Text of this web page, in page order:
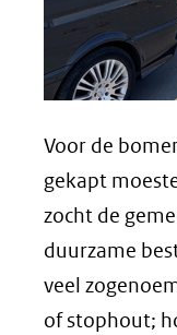
Voor de
gekapt
zocht de
duurzame
veel
of stophout;